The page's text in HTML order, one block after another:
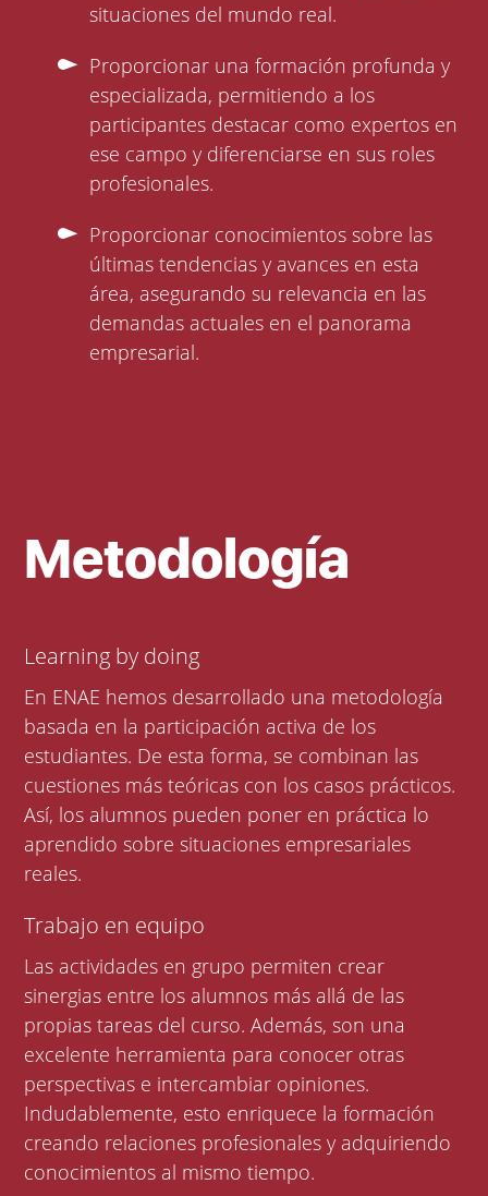
situaciones del mundo real.
Proporcionar una formación profunda y
especializada, permitiendo a los
participantes destacar como expertos en
ese campo y diferenciarse en sus roles
profesionales.
Proporcionar conocimientos sobre las
últimas tendencias y avances en esta
área, asegurando su relevancia en las
demandas actuales en el panorama
empresarial.
Metodología
Learning by doing
En ENAE hemos desarrollado una metodología
basada en la participación activa de los
estudiantes. De esta forma, se combinan las
cuestiones más teóricas con los casos prácticos.
Así, los alumnos pueden poner en práctica lo
aprendido sobre situaciones empresariales
reales.
Trabajo en equipo
Las actividades en grupo permiten crear
sinergias entre los alumnos más allá de las
propias tareas del curso. Además, son una
excelente herramienta para conocer otras
perspectivas e intercambiar opiniones.
Indudablemente, esto enriquece la formación
creando relaciones profesionales y adquiriendo
conocimientos al mismo tiempo.